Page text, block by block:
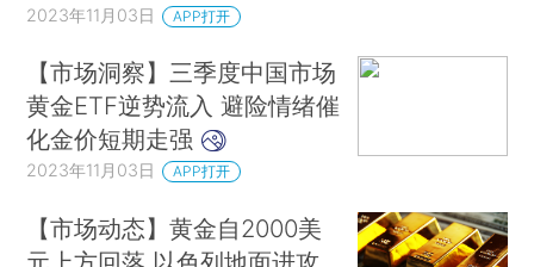
2023年11月03日 APP打开
【市场洞察】三季度中国市场
黄金ETF逆势流入 避险情绪催
化金价短期走强
2023年11月03日 APP打开
【市场动态】黄金自2000美